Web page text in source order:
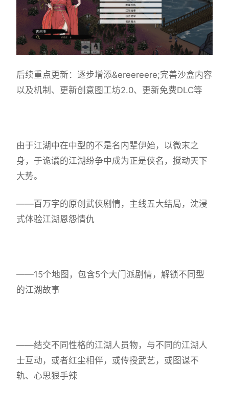
后续重点更新：逐步增添&ereereere;完善沙盒内容
以及机制、更新创意图工坊2.0、更新免费DLC等
由于江湖中在中型的不是名内辈伊始，以微末之
身，于诡谲的江湖纷争中成为正是侠名，搅动天下
大势。
——百万字的原创武侠剧情，主线五大结局，沈浸
式体验江湖恩怨情仇
——15个地图，包含5个大门派剧情，解锁不同型
的江湖故事
——结交不同性格的江湖人员物，与不同的江湖人
士互动，或者红尘相伴，或传授武艺，或图谋不
轨、心思狠手辣